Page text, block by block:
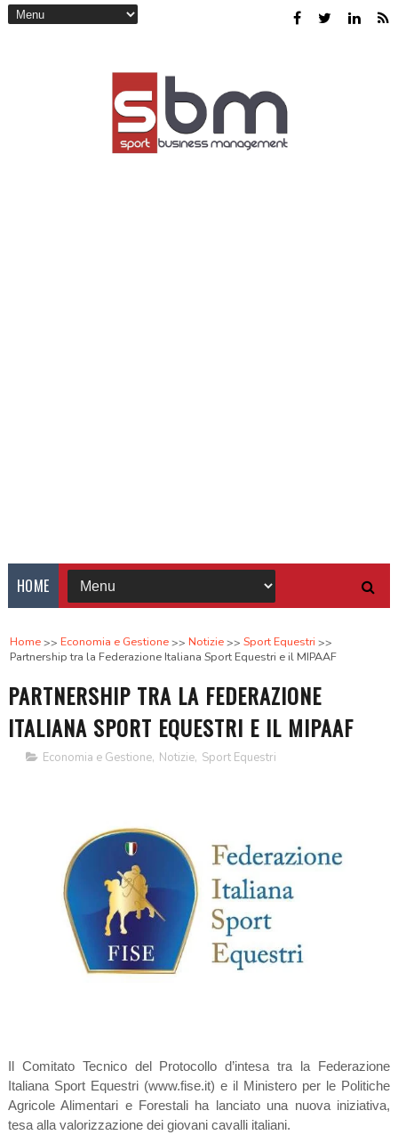
HOME
Home Economia e Gestione Notizie
Sport Equestri
Partnership tra la Federazione Italiana Sport Equestri e il MIPAAF
PARTNERSHIP TRA LA FEDERAZIONE
ITALIANA SPORT EQUESTRI E IL MIPAAF
Economia e Gestione, Notizie, Sport Equestri
Il Comitato Tecnico del Protocollo d’intesa tra la Federazione
Italiana Sport Equestri (www.fise.it) e il Ministero per le Politiche
Agricole Alimentari e Forestali ha lanciato una nuova iniziativa,
tesa alla valorizzazione dei giovani cavalli italiani.